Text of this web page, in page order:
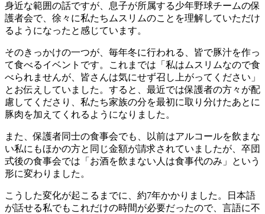
身近な範囲の話ですが、息子が所属する少年野球チームの保
護者会で、徐々に私たちムスリムのことを理解していただけ
るようになったと感じています。
そのきっかけの一つが、毎年冬に行われる、皆で豚汁を作っ
て食べるイベントです。これまでは「私はムスリムなので食
べられませんが、皆さんは気にせず召し上がってください」
とお伝えしていました。すると、最近では保護者の方々が配
慮してくださり、私たち家族の分を最初に取り分けたあとに
豚肉を加えてくれるようになりました。
また、保護者同士の食事会でも、以前はアルコールを飲まな
い私にもほかの方と同じ金額が請求されていましたが、卒団
式後の食事会では「お酒を飲まない人は食事代のみ」という
形に変わりました。
こうした変化が起こるまでに、約7年かかりました。日本語
が話せる私でもこれだけの時間が必要だったので、言語に不